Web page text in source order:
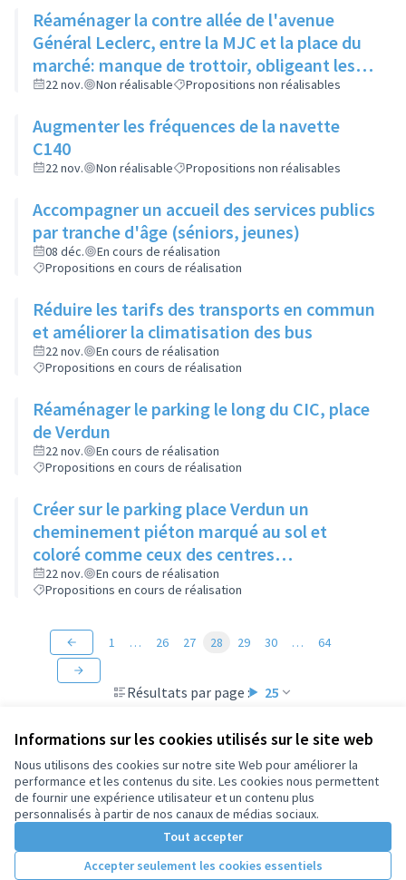
Informations sur les cookies utilisés sur le site web
Nous utilisons des cookies sur notre site Web pour améliorer la
performance et les contenus du site. Les cookies nous permettent
de fournir une expérience utilisateur et un contenu plus
personnalisés à partir de nos canaux de médias sociaux.
Tout accepter
Accepter seulement les cookies essentiels
Réaménager la contre allée de l'avenue
Général Leclerc, entre la MJC et la place du
marché: manque de trottoir, obligeant les
piétons à descendre sur la route
22 nov. Non réalisable Propositions non réalisables
Augmenter les fréquences de la navette
C140
22 nov. Non réalisable Propositions non réalisables
Accompagner un accueil des services publics
par tranche d'âge (séniors, jeunes)
08 déc.
En cours de réalisation
Propositions en cours de réalisation
Réduire les tarifs des transports en commun
et améliorer la climatisation des bus
22 nov.
En cours de réalisation
Propositions en cours de réalisation
Réaménager le parking le long du CIC, place
de Verdun
22 nov.
En cours de réalisation
Propositions en cours de réalisation
Créer sur le parking place Verdun un
cheminement piéton marqué au sol et
coloré comme ceux des centres
commerciaux
22 nov.
En cours de réalisation
Propositions en cours de réalisation
Résultats par page : 25
1 … 26 27 28 29 30 … 64
Conditions d'utilisation
Paramètres des cookies